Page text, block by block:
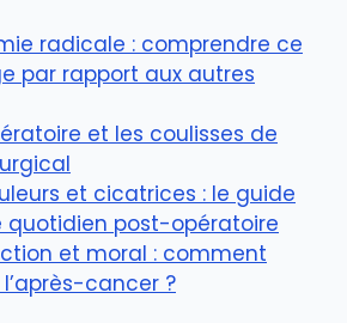
radicale : comprendre ce
par rapport aux autres
et les coulisses de
et cicatrices : le guide
quotidien post-opératoire
et moral : comment
cancer ?